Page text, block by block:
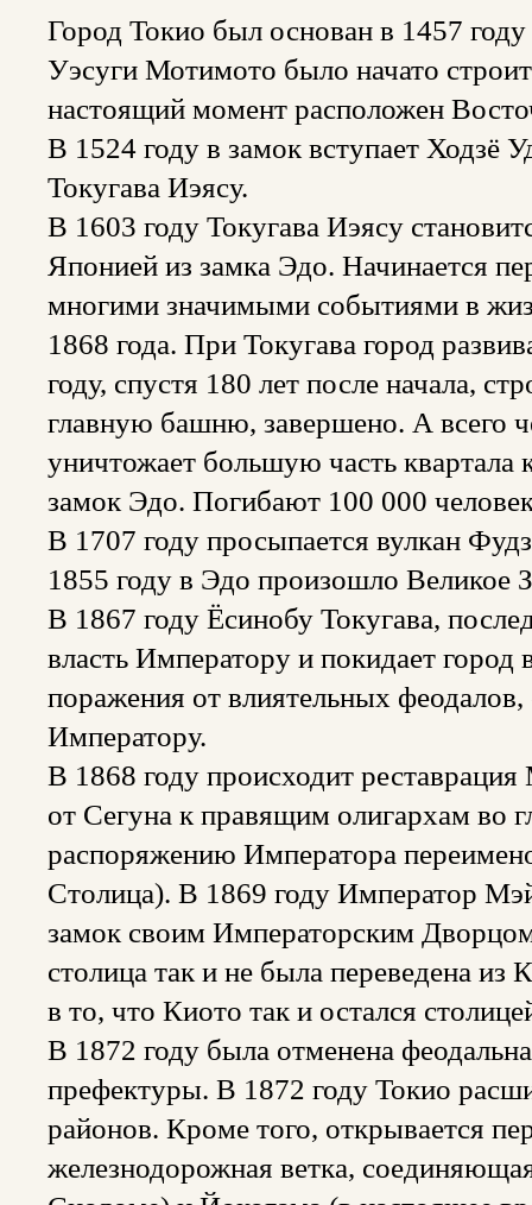
Город Токио был основан в 1457
Уэсуги Мотимото было начато
настоящий момент расположен
В 1524 году в замок вступает Ходзё
Токугава Иэясу.
В 1603 году Токугава Иэясу
Японией из замка Эдо. Начинается
многими значимыми событиями в
1868 года. При Токугава город
году, спустя 180 лет после начала,
главную башню, завершено. А всего
уничтожает большую часть
замок Эдо. Погибают 100 000
В 1707 году просыпается вулкан
1855 году в Эдо произошло Великое
В 1867 году Ёсинобу Токугава,
власть Императору и покидает город
поражения от влиятельных
Императору.
В 1868 году происходит
от Сегуна к правящим олигархам во
распоряжению Императора
Столица). В 1869 году Император
замок своим Императорским
столица так и не была переведена из
в то, что Киото так и остался
В 1872 году была отменена
префектуры. В 1872 году Токио
районов. Кроме того, открывается
железнодорожная ветка,